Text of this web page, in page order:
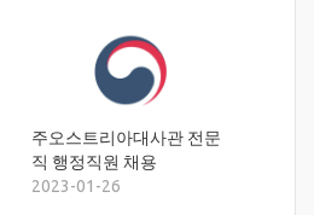
주오스트리아대사관 전문
직 행정직원 채용
2023-01-26